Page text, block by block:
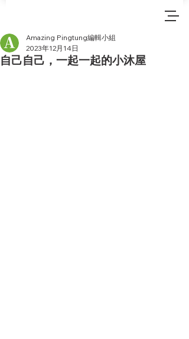
自己自己，一起一起的小沐屋
Amazing Pingtung編輯小組
2023年12月14日